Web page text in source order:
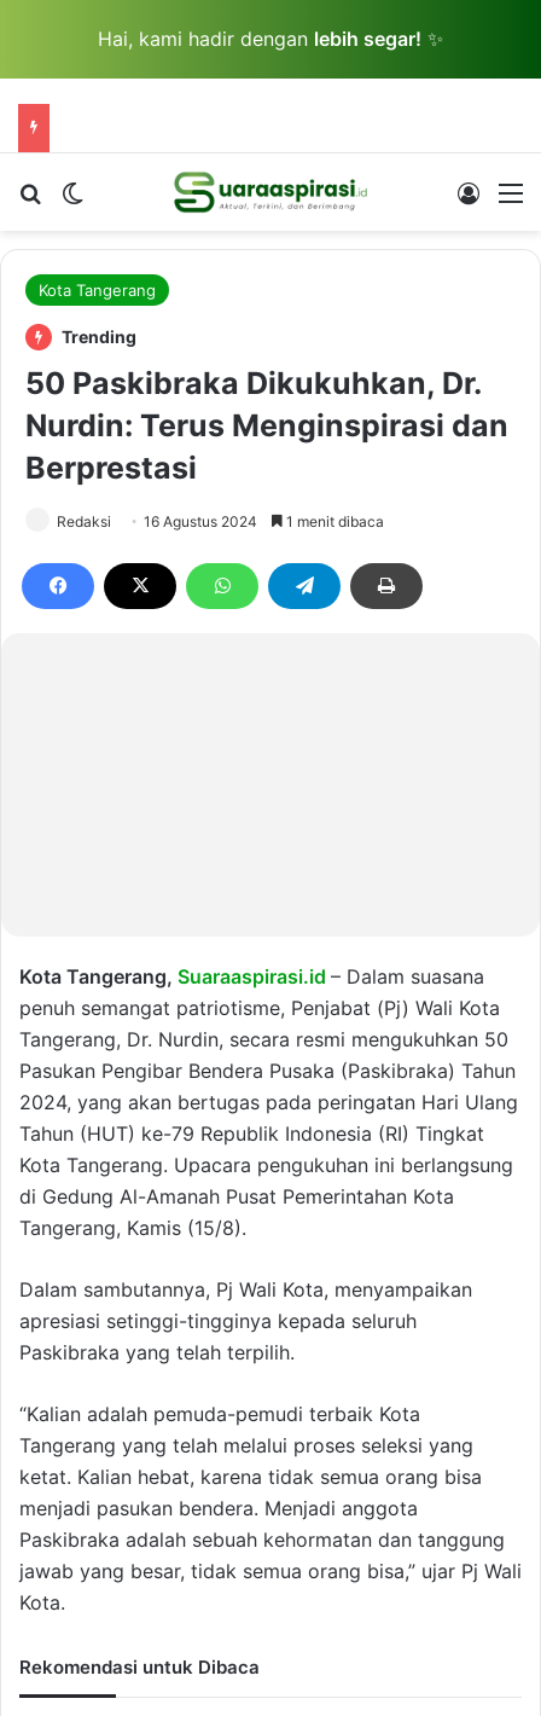
Hai, kami hadir dengan lebih segar! ✨
Cari berita...Switch skin Log In
Kota Tangerang
Trending
50 Paskibraka Dikukuhkan, Dr.
Nurdin: Terus Menginspirasi dan
Berprestasi
Redaksi 16 Agustus 2024 1 menit dibaca
Kota Tangerang, Suaraaspirasi.id – Dalam suasana
penuh semangat patriotisme, Penjabat (Pj) Wali Kota
Tangerang, Dr. Nurdin, secara resmi mengukuhkan 50
Pasukan Pengibar Bendera Pusaka (Paskibraka) Tahun
2024, yang akan bertugas pada peringatan Hari Ulang
Tahun (HUT) ke-79 Republik Indonesia (RI) Tingkat
Kota Tangerang. Upacara pengukuhan ini berlangsung
di Gedung Al-Amanah Pusat Pemerintahan Kota
Tangerang, Kamis (15/8).
Dalam sambutannya, Pj Wali Kota, menyampaikan
apresiasi setinggi-tingginya kepada seluruh
Paskibraka yang telah terpilih.
“Kalian adalah pemuda-pemudi terbaik Kota
Tangerang yang telah melalui proses seleksi yang
ketat. Kalian hebat, karena tidak semua orang bisa
menjadi pasukan bendera. Menjadi anggota
Paskibraka adalah sebuah kehormatan dan tanggung
jawab yang besar, tidak semua orang bisa,” ujar Pj Wali
Kota.
Rekomendasi untuk Dibaca